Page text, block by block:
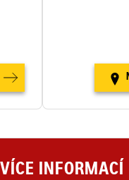
VÍCE INFORMACÍ